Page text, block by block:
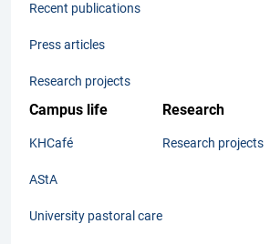
Recent publications
Press articles
Research projects
Campus life
KHCafé
AStA
University pastoral care
Research
Research projects